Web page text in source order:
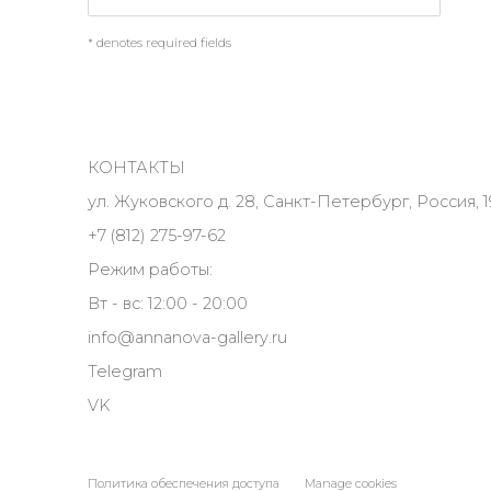
* denotes required fields
КОНТАКТЫ
ул. Жуковского д. 28, Санкт-Петербург, Россия,
+7 (812) 275-97-62
Режим работы:
Вт - вс: 12:00 - 20:00
info@annanova-gallery.ru
Telegram
VK
Политика обеспечения доступа Manage cookies